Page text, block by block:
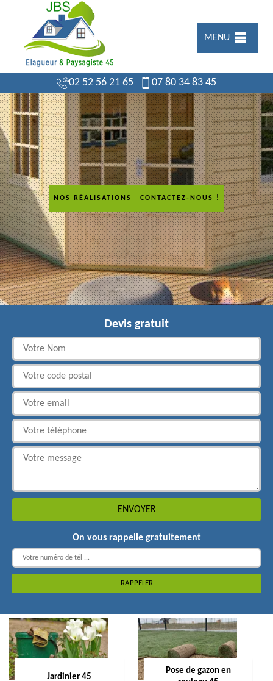
MENU
02 52 56 21 65 07 80 34 83 45
NOS RÉALISATIONS CONTACTEZ-NOUS !
Devis gratuit
On vous rappelle gratuitement
Jardinier 45
Pose de gazon en